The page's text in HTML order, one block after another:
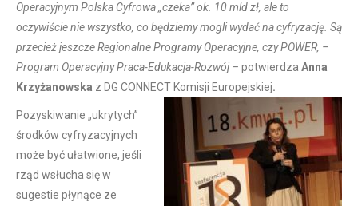
Operacyjnym Polska Cyfrowa „czeka” ok. 10 mld zł, ale to
oczywiście nie wszystko, co będziemy mogli wydać na cyfryzację. Są
przecież jeszcze Regionalne Programy Operacyjne, czy POWER, –
Program Operacyjny Praca-Edukacja-Rozwój – potwierdza Anna
Krzyżanowska z DG CONNECT Komisji Europejskiej.
Pozyskiwanie „ukrytych”
środków cyfryzacyjnych
może być ułatwione, jeśli
rząd wsłucha się w
sugestie płynące ze